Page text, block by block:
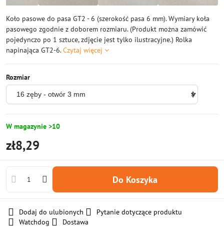
Koło pasowe do pasa GT2 - 6 (szerokość pasa 6 mm). Wymiary koła
pasowego zgodnie z doborem rozmiaru. (Produkt można zamówić
pojedynczo po 1 sztuce, zdjęcie jest tylko ilustracyjne.) Rolka
napinająca GT2-6.Czytaj więcej
Rozmiar
W magazynie >10
zł8,29
Do Koszyka
Dodaj do ulubionych
Pytanie dotyczące produktu
Watchdog
Dostawa